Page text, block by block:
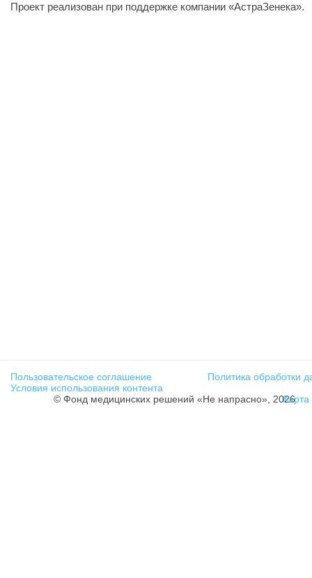
Проект реализован при поддержке компании «АстраЗенека».
Пользовательское соглашение
Политика обработки
Условия использования контента
© Фонд медицинских решений «Не напрасно», 2026Карта